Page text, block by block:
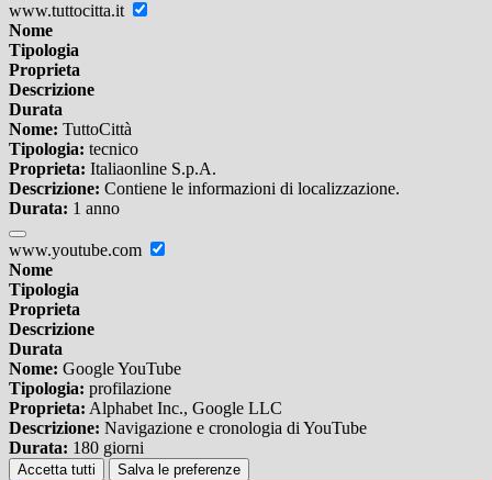
www.tuttocitta.it
Nome
Tipologia
Proprieta
Descrizione
Durata
Nome: TuttoCittà
Tipologia: tecnico
Proprieta: Italiaonline S.p.A.
Descrizione: Contiene le informazioni di localizzazione.
Durata: 1 anno
www.youtube.com
Nome
Tipologia
Proprieta
Descrizione
Durata
Nome: Google YouTube
Tipologia: profilazione
Proprieta: Alphabet Inc., Google LLC
Descrizione: Navigazione e cronologia di YouTube
Durata: 180 giorni
Accetta tutti Salva le preferenze